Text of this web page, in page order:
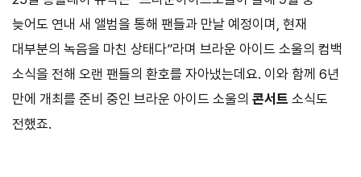
늦어도 연내 새 앨범을 통해 팬들과 만날 예정이며, 현재
대부분의 녹음을 마친 상태다”라며 브라운 아이드 소울의 컴백
소식을 전해 오랜 팬들의 환호를 자아냈는데요. 이와 함께 6년
만에 개최를 준비 중인 브라운 아이드 소울의 콘서트 소식도
전했죠.